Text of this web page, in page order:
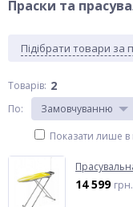
Праски та
Підібрати товари за
Товарів: 2
По: Замовчуванню
Показати лише в
14 599 грн.